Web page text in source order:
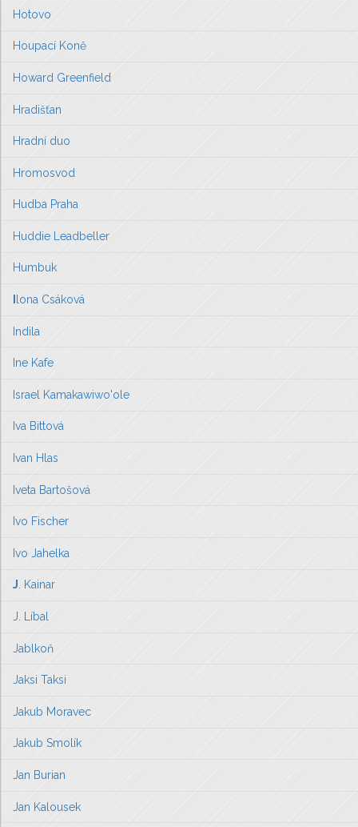
Hotovo
Houpací Koně
Howard Greenfield
Hradišťan
Hradní duo
Hromosvod
Hudba Praha
Huddie Leadbeller
Humbuk
lona Csáková
Indila
Ine Kafe
Israel Kamakawiwo'ole
Iva Bittová
Ivan Hlas
Iveta Bartošová
Ivo Fischer
Ivo Jahelka
J. Kainar
J. Líbal
Jablkoň
Jaksi Taksi
Jakub Moravec
Jakub Smolík
Jan Burian
Jan Kalousek